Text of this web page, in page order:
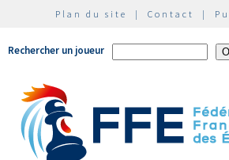
Plan du site | Contact |
Rechercher un joueur